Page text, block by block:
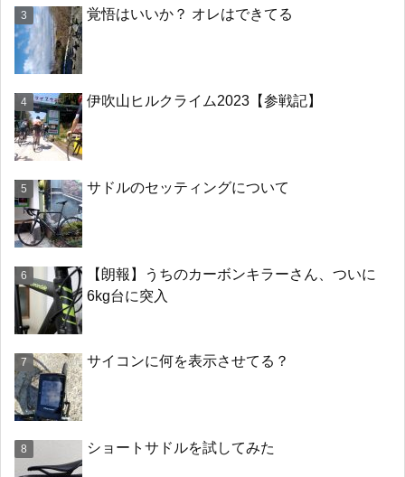
覚悟はいいか？ オレはできてる
伊吹山ヒルクライム2023【参戦記】
サドルのセッティングについて
【朗報】うちのカーボンキラーさん、ついに
6kg台に突入
サイコンに何を表示させてる？
ショートサドルを試してみた